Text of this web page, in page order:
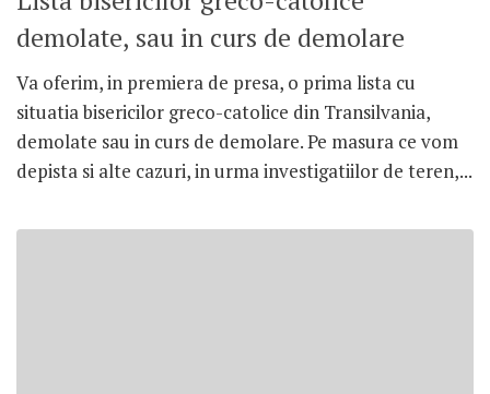
demolate, sau in curs de demolare
Va oferim, in premiera de presa, o prima lista cu
situatia bisericilor greco-catolice din Transilvania,
demolate sau in curs de demolare. Pe masura ce vom
depista si alte cazuri, in urma investigatiilor de teren,...